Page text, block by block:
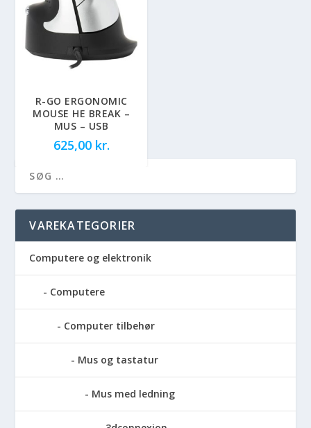
R-GO ERGONOMIC
MOUSE HE BREAK –
MUS – USB
625,00 kr.
VAREKATEGORIER
Computere og elektronik
Computere
Computer tilbehør
Mus og tastatur
Mus med ledning